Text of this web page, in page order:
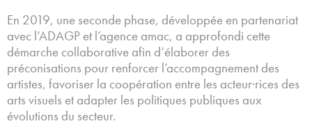
En 2019, une seconde phase, développée en partenariat
avec l’ADAGP et l’agence amac, a approfondi cette
démarche collaborative afin d’élaborer des
préconisations pour renforcer l’accompagnement des
artistes, favoriser la coopération entre les acteur·rices des
arts visuels et adapter les politiques publiques aux
évolutions du secteur.